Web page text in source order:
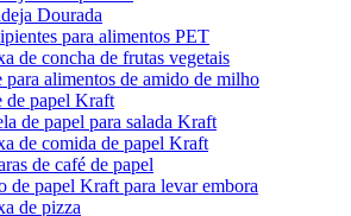
Dourada
para alimentos PET
de concha de frutas vegetais
para alimentos de amido de milho
de papel Kraft
de papel para salada Kraft
de comida de papel Kraft
de café de papel
de papel Kraft para levar embora
de pizza